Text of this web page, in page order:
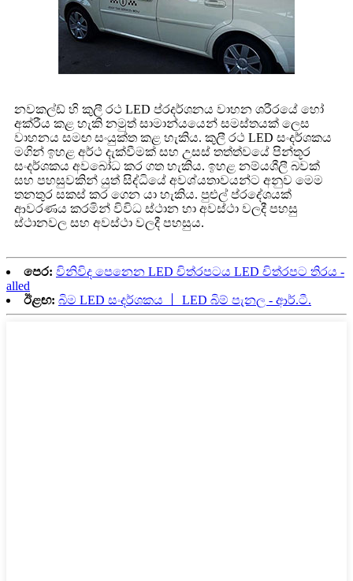
නවකල්ඩ් හි කුලී රථ LED ප්රදර්ශනය වාහන ශරීරයේ හෝ
අක්රීය කළ හැකි නමුත් සාමාන්යයෙන් සමස්තයක් ලෙස
වාහනය සමඟ සංයුක්ත කළ හැකිය. කුලී රථ LED සංදර්ශකය
මගින් ඉහළ අර්ථ දැක්වීමක් සහ උසස් තත්ත්වයේ පින්තූර
සංදර්ශකය අවබෝධ කර ගත හැකිය. ඉහළ නම්යශීලී බවක්
සහ පහසුවකින් යුත් සිද්ධියේ අවශ්යතාවයන්ට අනුව මෙම
තනතුර සකස් කර ගෙන යා හැකිය. පුළුල් ප්රදේශයක්
ආවරණය කරමින් විවිධ ස්ථාන හා අවස්ථා වලදී පහසු
ස්ථානවල සහ අවස්ථා වලදී පහසුය.
පෙර: විනිවිද පෙනෙන LED චිත්රපටය LED ​​චිත්රපට තිරය -
alled
ඊළඟ: බිම LED සංදර්ශකය 丨 LED බිම් පැනල - ආර්.ටී.